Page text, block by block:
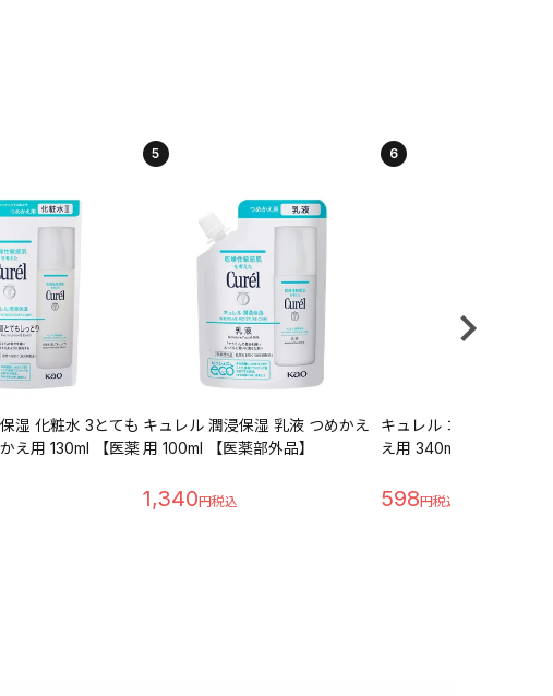
湿 化粧水 3とても
え用 130ml 【医薬
5
キュレル 潤浸保湿 乳液 つめかえ
用 100ml 【医薬部外品】
1,340
6
キュレル コンディショ
え用 340ml 【医薬部外
598